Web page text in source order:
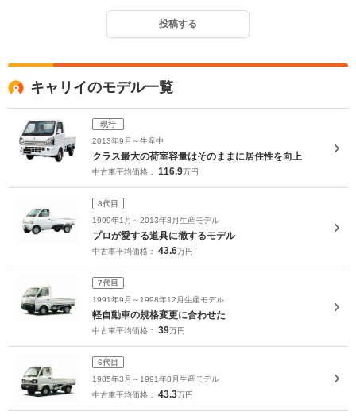
投稿する
キャリイのモデル一覧
現行
2013年9月～生産中
クラス最大の荷室容量はそのままに居住性を向上
中古車平均価格： 116.9万円
8代目
1999年1月～2013年8月生産モデル
プロが愛する道具に徹するモデル
中古車平均価格： 43.6万円
7代目
1991年9月～1998年12月生産モデル
軽自動車の規格変更に合わせた
中古車平均価格： 39万円
6代目
1985年3月～1991年8月生産モデル
中古車平均価格： 43.3万円